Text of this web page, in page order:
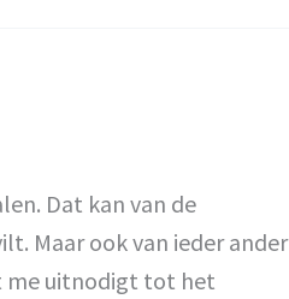
Dat kan van de
Maar ook van ieder ander
me uitnodigt tot het